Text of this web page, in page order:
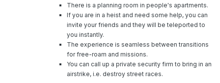
There is a planning room in people's apartments.
If you are in a heist and need some help, you can
invite your friends and they will be teleported to
you instantly.
The experience is seamless between transitions
for free-roam and missions.
You can call up a private security firm to bring in an
airstrike, i.e. destroy street races.